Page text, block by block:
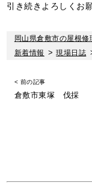
引き続きよろしくお
岡山県倉敷市の屋根
新着情報 >現場日誌
< 前の記事
倉敷市東塚 伐採